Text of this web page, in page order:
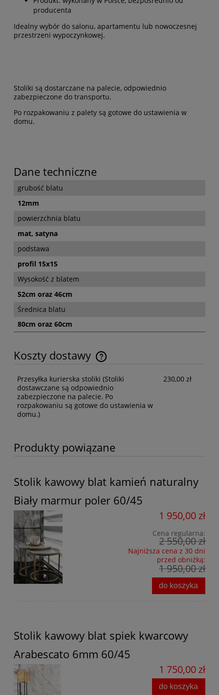
producenta
Idealny wybór do salonu, apartamentu lub nowoczesnej
przestrzeni wypoczynkowej.
Stoliki są dostarczane na palecie, odpowiednio
zabezpieczone do transportu.
Po rozpakowaniu z palety są gotowe do ustawienia w
domu.
Dane techniczne
grubość blatu
12mm
powierzchnia blatu
mat, satyna
podstawa
profil 15x15
Wysokość z blatem
52cm oraz 46cm
Średnica blatu
80cm oraz 60cm
Koszty dostawy
Cena nie zawiera ewentualnych kosztów płatności
Przesyłka kurierska stoliki (Stoliki
dostawczane są odpowiednio
zabezpieczone na palecie. Po
rozpakowaniu są gotowe do ustawienia w
domu.)
230,00 zł
Produkty powiązane
Stolik kawowy blat kamień naturalny
Biały marmur poler 60/45
1 950,00 zł
Cena regularna:
2 550,00 zł
Najniższa cena z 30 dni
przed obniżką:
1 950,00 zł
do koszyka
Stolik kawowy blat spiek kwarcowy
Arabescato 6mm 60/45
1 750,00 zł
do koszyka